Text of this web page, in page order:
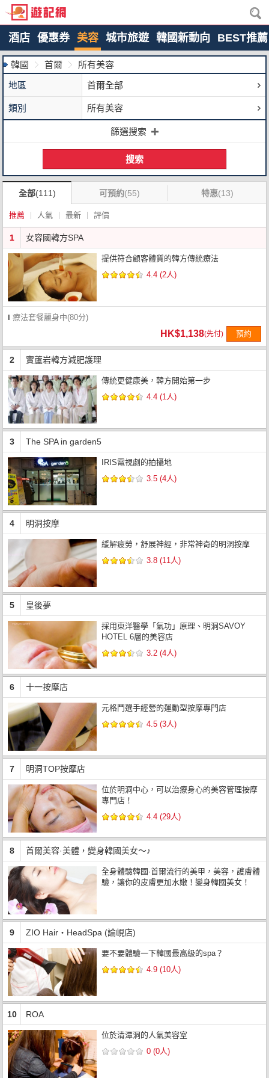
酒店 優惠券 美容 城市旅遊 韓國新動向 BEST推薦
韓國 首爾
所有美容
地區
首爾全部
類別 所有美容
篩選搜索
搜索
全部(111) 可預約(55) 特惠(13)
推薦 人氣 最新 評價
1 女容國韓方SPA
提供符合顧客體質的韓方傳統療法
4.4 (2人)
療法套餐麗身中(80分)
預約
HK$1,138(先付)
2 實蘆岩韓方減肥護理
傳統更健康美，韓方開始第一步
4.4 (1人)
3 The SPA in garden5
IRIS電視劇的拍攝地
3.5 (4人)
4 明洞按摩
緩解疲勞，舒展神經，非常神奇的明洞按摩
3.8 (11人)
5 皇後夢
採用東洋醫學「氣功」原理、明洞SAVOY
HOTEL 6層的美容店
3.2 (4人)
6 十一按摩店
元格鬥選手經營的運動型按摩專門店
4.5 (3人)
7 明洞TOP按摩店
位於明洞中心，可以治療身心的美容管理按摩
專門店！
4.4 (29人)
8 首爾美容·美體，變身韓國美女～♪
全身體驗韓國·首爾流行的美甲，美容，護膚體
驗，讓你的皮膚更加水嫩！變身韓國美女！
9 ZIO Hair・HeadSpa (論峴店)
要不要體驗一下韓國最高級的spa？
4.9 (10人)
10 ROA
位於清潭洞的人氣美容室
0 (0人)